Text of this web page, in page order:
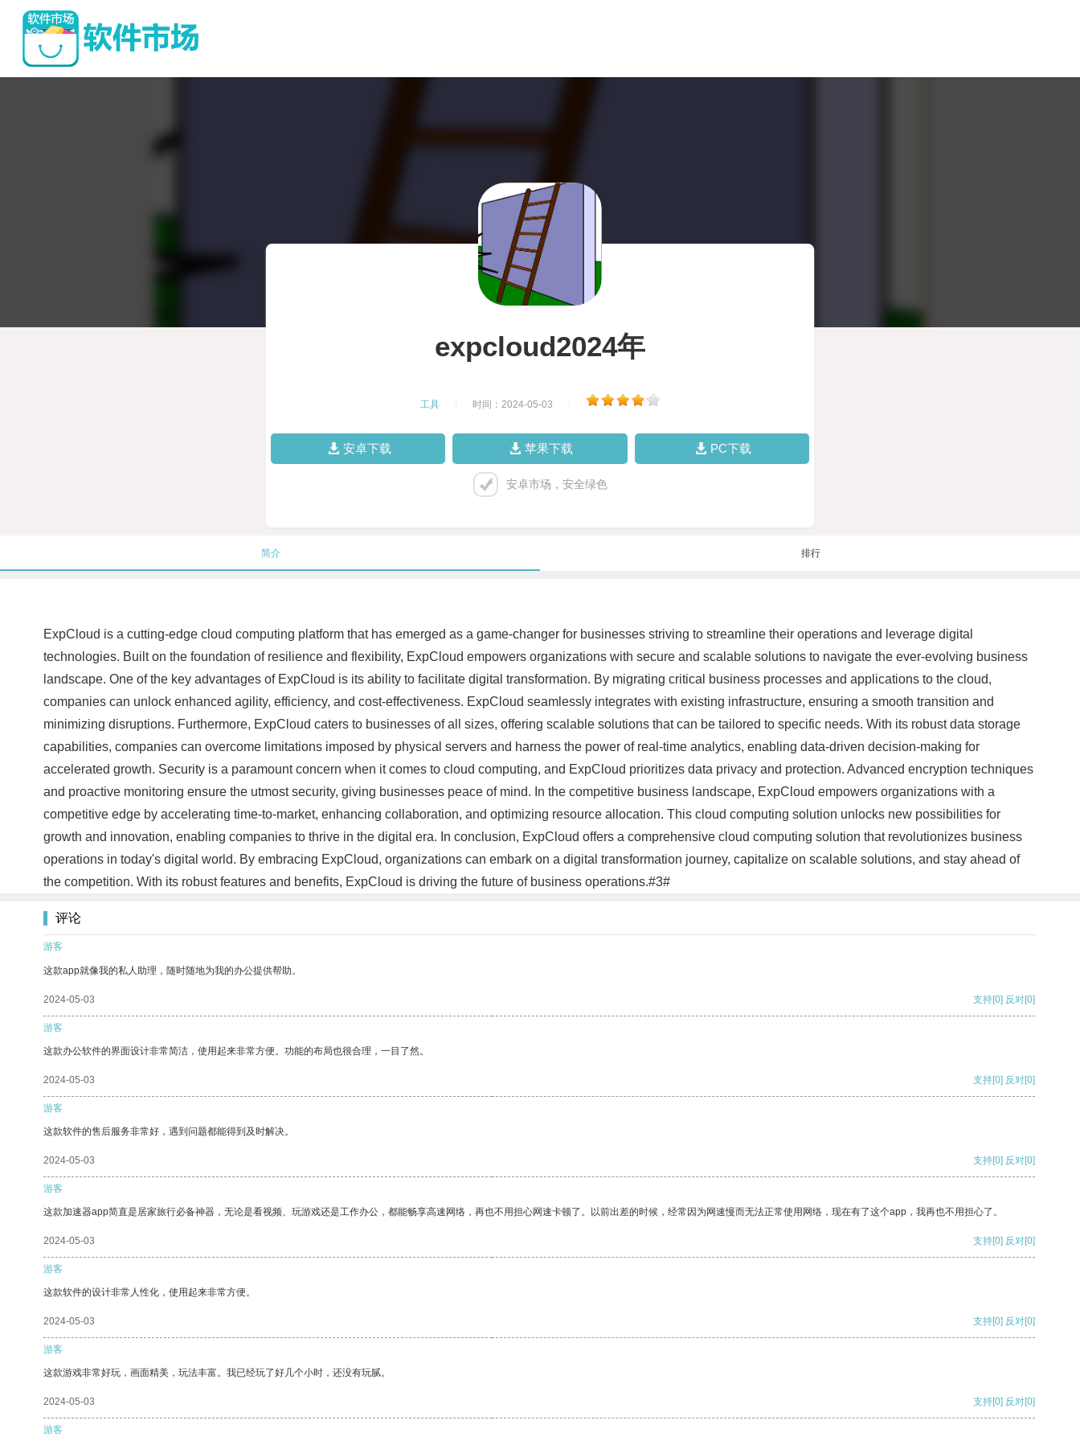
expcloud2024年
工具 时间：2024-05-03
安卓下载 苹果下载 PC下载
安卓市场，安全绿色
简介 排行
ExpCloud is a cutting-edge cloud computing platform that has emerged as a game-changer for businesses striving to streamline their operations and leverage digital
technologies. Built on the foundation of resilience and flexibility, ExpCloud empowers organizations with secure and scalable solutions to navigate the ever-evolving business
landscape. One of the key advantages of ExpCloud is its ability to facilitate digital transformation. By migrating critical business processes and applications to the cloud,
companies can unlock enhanced agility, efficiency, and cost-effectiveness. ExpCloud seamlessly integrates with existing infrastructure, ensuring a smooth transition and
minimizing disruptions. Furthermore, ExpCloud caters to businesses of all sizes, offering scalable solutions that can be tailored to specific needs. With its robust data storage
capabilities, companies can overcome limitations imposed by physical servers and harness the power of real-time analytics, enabling data-driven decision-making for
accelerated growth. Security is a paramount concern when it comes to cloud computing, and ExpCloud prioritizes data privacy and protection. Advanced encryption techniques
and proactive monitoring ensure the utmost security, giving businesses peace of mind. In the competitive business landscape, ExpCloud empowers organizations with a
competitive edge by accelerating time-to-market, enhancing collaboration, and optimizing resource allocation. This cloud computing solution unlocks new possibilities for
growth and innovation, enabling companies to thrive in the digital era. In conclusion, ExpCloud offers a comprehensive cloud computing solution that revolutionizes business
operations in today's digital world. By embracing ExpCloud, organizations can embark on a digital transformation journey, capitalize on scalable solutions, and stay ahead of
the competition. With its robust features and benefits, ExpCloud is driving the future of business operations.#3#
评论
游客
这款app就像我的私人助理，随时随地为我的办公提供帮助。
2024-05-03 支持[0] 反对[0]
游客
这款办公软件的界面设计非常简洁，使用起来非常方便。功能的布局也很合理，一目了然。
2024-05-03 支持[0] 反对[0]
游客
这款软件的售后服务非常好，遇到问题都能得到及时解决。
2024-05-03 支持[0] 反对[0]
游客
这款加速器app简直是居家旅行必备神器，无论是看视频、玩游戏还是工作办公，都能畅享高速网络，再也不用担心网速卡顿了。以前出差的时候，经常因为网速慢而无法正常使用网络，现在有了这个app，我再也不用担心了。
2024-05-03 支持[0] 反对[0]
游客
这款软件的设计非常人性化，使用起来非常方便。
2024-05-03 支持[0] 反对[0]
游客
这款游戏非常好玩，画面精美，玩法丰富。我已经玩了好几个小时，还没有玩腻。
2024-05-03 支持[0] 反对[0]
游客